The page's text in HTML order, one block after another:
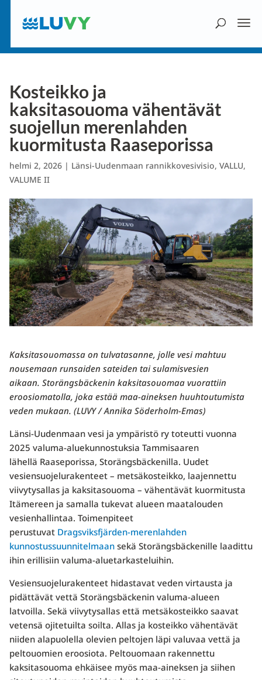
Kosteikko ja
kaksitasouoma vähentävät
suojellun merenlahden
kuormitusta Raaseporissa
helmi 2, 2026| Länsi-Uudenmaan rannikkovesivisio, VALLU,
VALUME II
Kaksitasouomassa on tulvatasanne, jolle vesi mahtuu
nousemaan runsaiden sateiden tai sulamisvesien
aikaan. Storängsbäckenin kaksitasouomaa vuorattiin
eroosiomatolla, joka estää maa-aineksen huuhtoutumista
veden mukaan. (LUVY / Annika Söderholm-Emas)
Länsi-Uudenmaan vesi ja ympäristö ry toteutti vuonna
2025 valuma-aluekunnostuksia Tammisaaren
lähellä Raaseporissa, Storängsbäckenilla. Uudet
vesiensuojelurakenteet – metsäkosteikko, laajennettu
viivytysallas ja kaksitasouoma – vähentävät kuormitusta
Itämereen ja samalla tukevat alueen maatalouden
vesienhallintaa. Toimenpiteet
perustuvat Dragsviksfjärden-merenlahden
kunnostussuunnitelmaansekä Storängsbäckenille laadittu
ihin erillisiin valuma-aluetarkasteluihin.
Vesiensuojelurakenteet hidastavat veden virtausta ja
pidättävät vettä Storängsbäckenin valuma-alueen
latvoilla. Sekä viivytysallas että metsäkosteikko saavat
vetensä ojitetuilta soilta. Allas ja kosteikko vähentävät
niiden alapuolella olevien peltojen läpi valuvaa vettä ja
peltouomien eroosiota. Peltouomaan rakennettu
kaksitasouoma ehkäisee myös maa-aineksen ja siihen